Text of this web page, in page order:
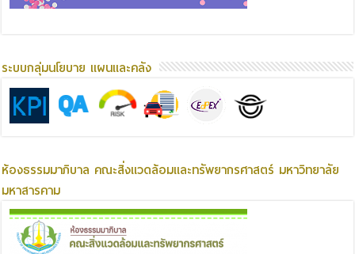
ระบบกลุ่มนโยบาย แผนและคลัง
ห้องธรรมมาภิบาล คณะสิ่งแวดล้อมและทรัพยากรศาสตร์ มหาวิทยาลัย
มหาสารคาม